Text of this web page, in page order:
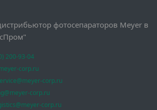
фотосепараторов Meyer в
200-93-04
corp.ru
corp.ru
corp.ru
corp.ru